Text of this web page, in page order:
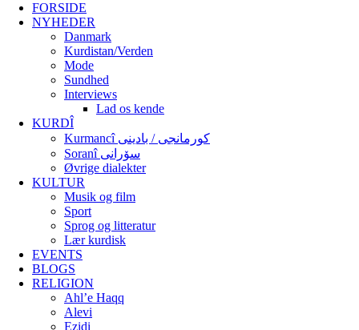
FORSIDE
NYHEDER
Danmark
Kurdistan/Verden
Mode
Sundhed
Interviews
Lad os kende
KURDÎ
Kurmancî کورمانجی / بادینی
Soranî سۆرانی
Øvrige dialekter
KULTUR
Musik og film
Sport
Sprog og litteratur
Lær kurdisk
EVENTS
BLOGS
RELIGION
Ahl’e Haqq
Alevi
Ezidi